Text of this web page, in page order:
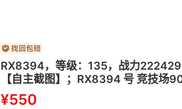
RX8394，等级：135，战力
【自主截图】；RX8394 号 竞技场
多，养成好，官服苹果安卓手机可玩
¥550